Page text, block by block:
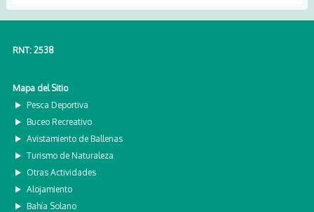
RNT: 2538
Mapa del Sitio
Pesca Deportiva
Buceo Recreativo
Avistamiento de Ballenas
Turismo de Naturaleza
Otras Actividades
Alojamiento
Bahía Solano